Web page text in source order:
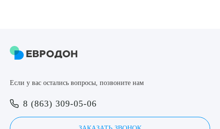
Если у вас остались вопросы, позвоните нам
8 (863) 309-05-06
ОТПРАВИТЬ
Я даю согласие наобработку персональных данных